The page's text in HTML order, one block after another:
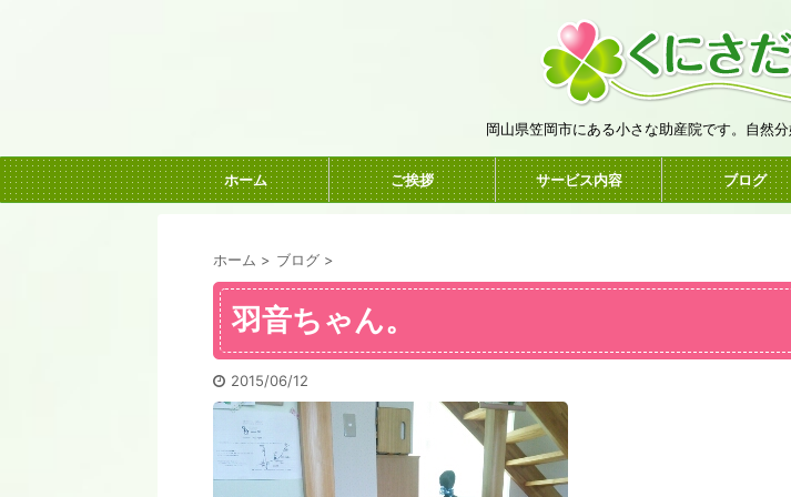
岡山県笠岡市にある小さな助産院です。自然
ホーム ご挨拶 サービス内容 ブログ
ホーム > ブログ >
羽音ちゃん。
2015/06/12